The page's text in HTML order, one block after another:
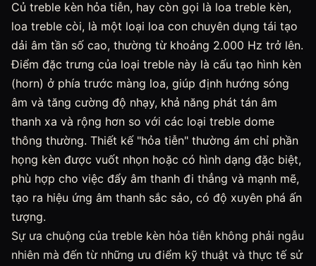
Củ treble kèn hỏa tiễn, hay còn gọi là loa treble kèn,
loa treble còi, là một loại loa con chuyên dụng tái tạo
dải âm tần số cao, thường từ khoảng 2.000 Hz trở lên.
Điểm đặc trưng của loại treble này là cấu tạo hình kèn
(horn) ở phía trước màng loa, giúp định hướng sóng
âm và tăng cường độ nhạy, khả năng phát tán âm
thanh xa và rộng hơn so với các loại treble dome
thông thường. Thiết kế "hỏa tiễn" thường ám chỉ phần
họng kèn được vuốt nhọn hoặc có hình dạng đặc biệt,
phù hợp cho việc đẩy âm thanh đi thẳng và mạnh mẽ,
tạo ra hiệu ứng âm thanh sắc sảo, có độ xuyên phá ấn
tượng.
Sự ưa chuộng của treble kèn hỏa tiễn không phải ngẫu
nhiên mà đến từ những ưu điểm kỹ thuật và thực tế sử